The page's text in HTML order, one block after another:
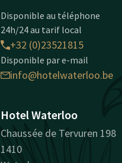
Disponible au téléphone
24h/24 au tarif local
+32 (0)23521815
Disponible par e-mail
info@hotelwaterloo.be
Hotel Waterloo
Chaussée de Tervuren 198
1410